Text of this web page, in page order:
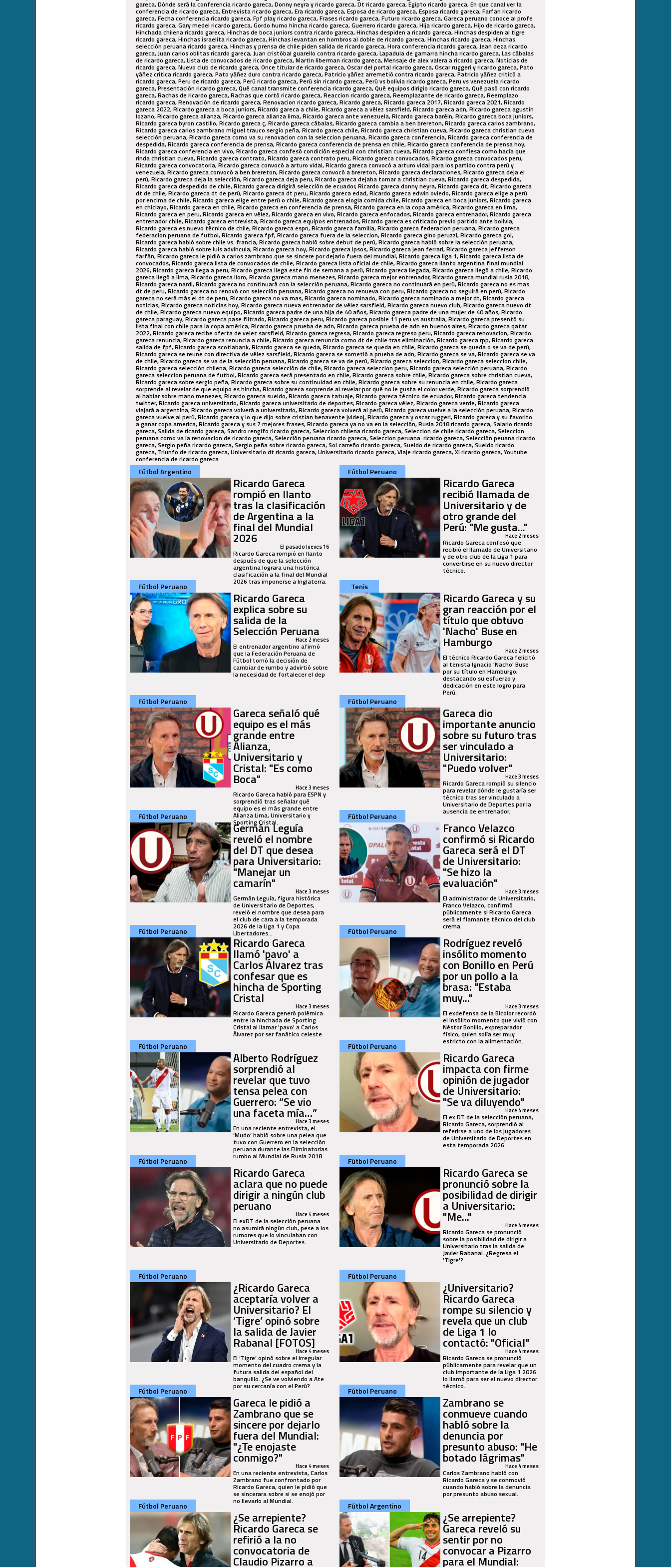
Fútbol Argentino
Ricardo Gareca
rompió en llanto
tras la clasificación
de Argentina a la
final del Mundial
2026 El pasado Jueves 16
Ricardo Gareca rompió en llanto
después de que la selección
argentina lograra una histórica
clasificación a la final del Mundial
2026 tras imponerse a Inglaterra.
Fútbol Peruano
Ricardo Gareca
recibió llamada de
Universitario y de
otro grande del
Perú: "Me gusta..."
Hace 2 meses
Ricardo Gareca confesó que
recibió el llamado de Universitario
y de otro club de la Liga 1 para
convertirse en su nuevo director
técnico.
Fútbol Peruano
Ricardo Gareca
explica sobre su
salida de la
Selección Peruana
Hace 2 meses
El entrenador argentino afirmó
que la Federación Peruana de
Fútbol tomó la decisión de
cambiar de rumbo y advirtió sobre
la necesidad de fortalecer el dep
Tenis
Ricardo Gareca y su
gran reacción por el
título que obtuvo
'Nacho' Buse en
Hamburgo Hace 2 meses
El técnico Ricardo Gareca felicitó
al tenista Ignacio 'Nacho' Buse
por su título en Hamburgo,
destacando su esfuerzo y
dedicación en este logro para
Perú.
Fútbol Peruano
Gareca señaló qué
equipo es el más
grande entre
Alianza,
Universitario y
Cristal: "Es como
Boca" Hace 3 meses
Ricardo Gareca habló para ESPN y
sorprendió tras señalar qué
equipo es el más grande entre
Alianza Lima, Universitario y
Sporting Cristal.
Fútbol Peruano
Gareca dio
importante anuncio
sobre su futuro tras
ser vinculado a
Universitario:
"Puedo volver"Hace 3 meses
Ricardo Gareca rompió su silencio
para revelar dónde le gustaría ser
técnico tras ser vinculado a
Universitario de Deportes por la
ausencia de entrenador.
Fútbol Peruano
Germán Leguía
reveló el nombre
del DT que desea
para Universitario:
"Manejar un
camarín" Hace 3 meses
Germán Leguía, figura histórica
de Universitario de Deportes,
reveló el nombre que desea para
el club de cara a la temporada
2026 de la Liga 1 y Copa
Libertadores...
Fútbol Peruano
Franco Velazco
confirmó si Ricardo
Gareca será el DT
de Universitario:
"Se hizo la
evaluación" Hace 3 meses
El administrador de Universitario,
Franco Velazco, confirmó
públicamente si Ricardo Gareca
será el flamante técnico del club
crema.
Fútbol Peruano
Ricardo Gareca
llamó 'pavo' a
Carlos Álvarez tras
confesar que es
hincha de Sporting
Cristal Hace 3 meses
Ricardo Gareca generó polémica
entre la hinchada de Sporting
Cristal al llamar 'pavo' a Carlos
Álvarez por ser fanático celeste.
Fútbol Peruano
Rodríguez reveló
insólito momento
con Bonillo en Perú
por un pollo a la
brasa: "Estaba
muy..." Hace 3 meses
El exdefensa de la Bicolor recordó
el insólito momento que vivió con
Néstor Bonillo, expreparador
físico, quien solía ser muy
estricto con la alimentación.
Fútbol Peruano
Alberto Rodríguez
sorprendió al
revelar que tuvo
tensa pelea con
Guerrero: “Se vio
una faceta mía…”
Hace 3 meses
En una reciente entrevista, el
‘Mudo’ habló sobre una pelea que
tuvo con Guerrero en la selección
peruana durante las Eliminatorias
rumbo al Mundial de Rusia 2018.
Fútbol Peruano
Ricardo Gareca
impacta con firme
opinión de jugador
de Universitario:
"Se va diluyendo"
Hace 4 meses
El ex DT de la selección peruana,
Ricardo Gareca, sorprendió al
referirse a uno de los jugadores
de Universitario de Deportes en
esta temporada 2026.
Fútbol Peruano
Ricardo Gareca
aclara que no puede
dirigir a ningún club
peruano Hace 4 meses
El exDT de la selección peruana
no asumirá ningún club, pese a los
rumores que lo vinculaban con
Universitario de Deportes.
Fútbol Peruano
Ricardo Gareca se
pronunció sobre la
posibilidad de dirigir
a Universitario:
"Me..." Hace 4 meses
Ricardo Gareca se pronunció
sobre la posibilidad de dirigir a
Universitario tras la salida de
Javier Rabanal. ¿Regresa el
'Tigre'?
Fútbol Peruano
¿Ricardo Gareca
aceptaría volver a
Universitario? El
‘Tigre’ opinó sobre
la salida de Javier
Rabanal [FOTOS]
Hace 4 meses
El ‘Tigre’ opinó sobre el irregular
momento del cuadro crema y la
futura salida del español del
banquillo. ¿Se ve volviendo a Ate
por su cercanía con el Perú?
Fútbol Peruano
¿Universitario?
Ricardo Gareca
rompe su silencio y
revela que un club
de Liga 1 lo
contactó: "Oficial"
Hace 4 meses
Ricardo Gareca se pronunció
públicamente para revelar que un
club importante de la Liga 1 2026
lo llamó para ser el nuevo director
técnico.
Fútbol Peruano
Gareca le pidió a
Zambrano que se
sincere por dejarlo
fuera del Mundial:
"¿Te enojaste
conmigo?" Hace 4 meses
En una reciente entrevista, Carlos
Zambrano fue confrontado por
Ricardo Gareca, quien le pidió que
se sincerara sobre si se enojó por
no llevarlo al Mundial.
Fútbol Peruano
Zambrano se
conmueve cuando
habló sobre la
denuncia por
presunto abuso: "He
botado lágrimas"
Hace 4 meses
Carlos Zambrano habló con
Ricardo Gareca y se conmovió
cuando habló sobre la denuncia
por presunto abuso sexual.
Fútbol Peruano
¿Se arrepiente?
Ricardo Gareca se
refirió a la no
convocatoria de
Claudio Pizarro a
Fútbol Argentino
¿Se arrepiente?
Gareca reveló su
sentir por no
convocar a Pizarro
para el Mundial: